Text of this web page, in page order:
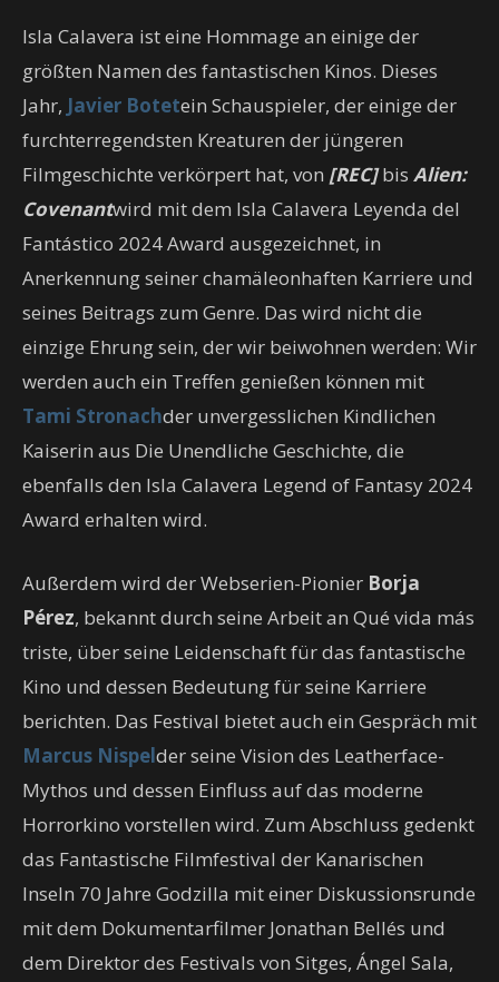
Isla Calavera ist eine Hommage an einige der
größten Namen des fantastischen Kinos. Dieses
Jahr, Javier Botetein Schauspieler, der einige der
furchterregendsten Kreaturen der jüngeren
Filmgeschichte verkörpert hat, von [REC] bis Alien:
Covenantwird mit dem Isla Calavera Leyenda del
Fantástico 2024 Award ausgezeichnet, in
Anerkennung seiner chamäleonhaften Karriere und
seines Beitrags zum Genre. Das wird nicht die
einzige Ehrung sein, der wir beiwohnen werden: Wir
werden auch ein Treffen genießen können mit
Tami Stronachder unvergesslichen Kindlichen
Kaiserin aus Die Unendliche Geschichte, die
ebenfalls den Isla Calavera Legend of Fantasy 2024
Award erhalten wird.
Außerdem wird der Webserien-Pionier Borja
Pérez, bekannt durch seine Arbeit an Qué vida más
triste, über seine Leidenschaft für das fantastische
Kino und dessen Bedeutung für seine Karriere
berichten. Das Festival bietet auch ein Gespräch mit
Marcus Nispelder seine Vision des Leatherface-
Mythos und dessen Einfluss auf das moderne
Horrorkino vorstellen wird. Zum Abschluss gedenkt
das Fantastische Filmfestival der Kanarischen
Inseln 70 Jahre Godzilla mit einer Diskussionsrunde
mit dem Dokumentarfilmer Jonathan Bellés und
dem Direktor des Festivals von Sitges, Ángel Sala,